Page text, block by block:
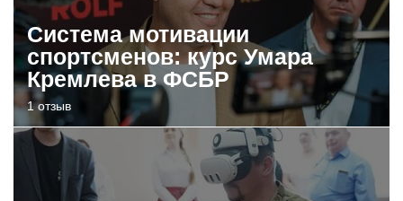
Система мотивации
спортсменов: курс Умара
Кремлева в ФСБР
1 отзыв